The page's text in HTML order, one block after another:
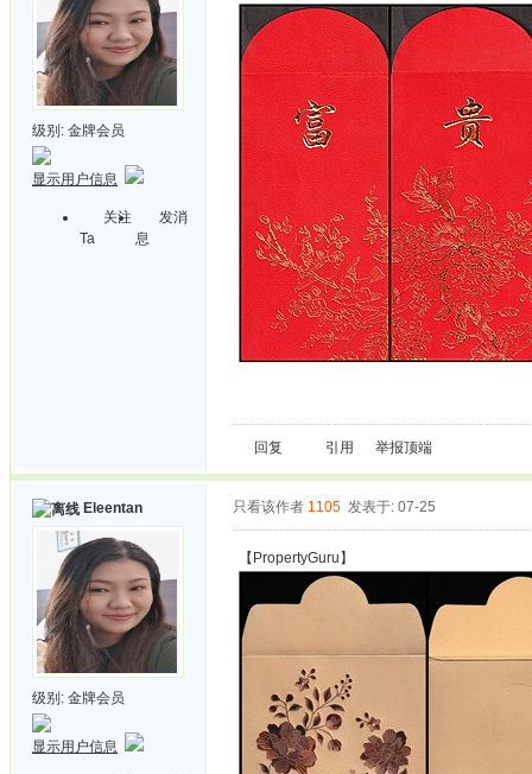
级别: 金牌会员
显示用户信息
关注
Ta
发消
息
回复 引用 举报顶端
Eleentan
级别: 金牌会员
显示用户信息
只看该作者 1105 发表于: 07-25
【PropertyGuru】